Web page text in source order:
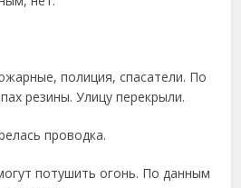
полиция, спасатели. По
резины. Улицу перекрыли.
проводка.
потушить огонь. По данным